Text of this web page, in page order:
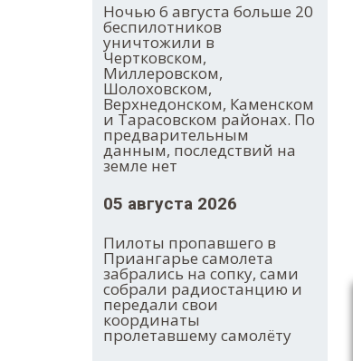
Ночью 6 августа больше 20
беспилотников
уничтожили в
Чертковском,
Миллеровском,
Шолоховском,
Верхнедонском, Каменском
и Тарасовском районах. По
предварительным
данным, последствий на
земле нет
05 августа 2026
Пилоты пропавшего в
Приангарье самолета
забрались на сопку, сами
собрали радиостанцию и
передали свои
координаты
пролетавшему самолёту